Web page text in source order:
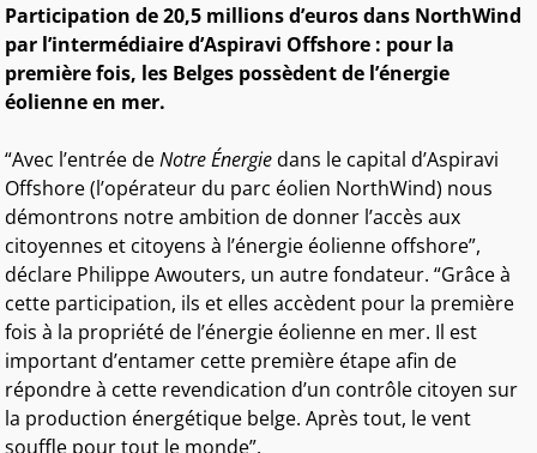
Participation de 20,5 millions d’euros dans NorthWind
par l’intermédiaire d’Aspiravi Offshore : pour la
première fois, les Belges possèdent de l’énergie
éolienne en mer.
“Avec l’entrée deNotre Énergiedans le capital d’Aspiravi
Offshore (l’opérateur du parc éolien NorthWind) nous
démontrons notre ambition de donner l’accès aux
citoyennes et citoyens à l’énergie éolienne offshore”,
déclare Philippe Awouters, un autre fondateur. “Grâce à
cette participation, ils et elles accèdent pour la première
fois à la propriété de l’énergie éolienne en mer. Il est
important d’entamer cette première étape afin de
répondre à cette revendication d’un contrôle citoyen sur
la production énergétique belge. Après tout, le vent
souffle pour tout le monde”.